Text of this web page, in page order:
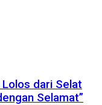
dari Selat
Selamat”